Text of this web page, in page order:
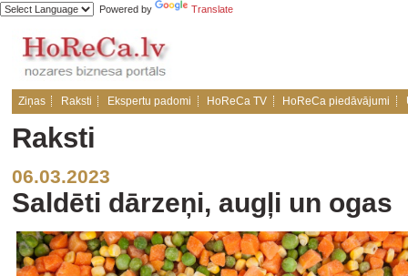
Powered by Translate
Ziņas Raksti Ekspertu padomi HoReCa TV HoReCa piedāvājumi
Raksti
06.03.2023
Saldēti dārzeņi, augļi un ogas